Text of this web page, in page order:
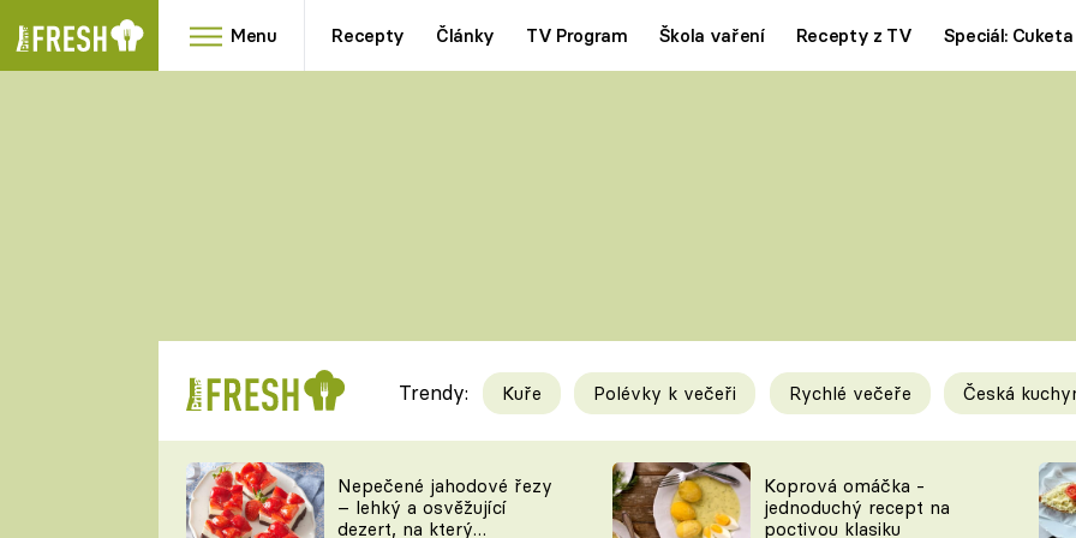
Menu Recepty Články TV Program Škola vaření Recepty z TV Speciál: Cuketa
RYCHLOVKY
Videorecepty
TEĎ VAŘÍ ŠÉF!
Tipy a triky
KAM ZA JÍDLEM
Trendy: Kuře Polévky k večeři Rychlé večeře Česká
Nepečené jahodové řezy
– lehký a osvěžující
dezert, na který
Koprová omáčka -
jednoduchý recept na
poctivou klasiku